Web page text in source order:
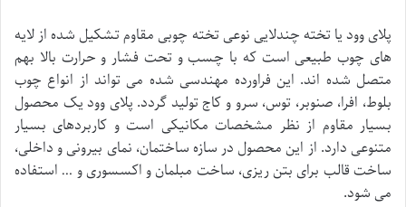
پلای وود یا تخته چندلایی نوعی تخته چوبی مقاوم تشکیل شده از لایه
های چوب طبیعی است که با چسب و تحت فشار و حرارت بالا بهم
متصل شده اند. این فراورده مهندسی شده می تواند از انواع چوب
بلوط، افرا، صنوبر، توس، سرو و کاج تولید گردد. پلای وود یک محصول
بسیار مقاوم از نظر مشخصات مکانیکی است و کاربردهای بسیار
متنوعی دارد. از این محصول در سازه ساختمان، نمای بیرونی و داخلی،
ساخت قالب برای بتن ریزی، ساخت مبلمان و اکسسوری و … استفاده
می شود.